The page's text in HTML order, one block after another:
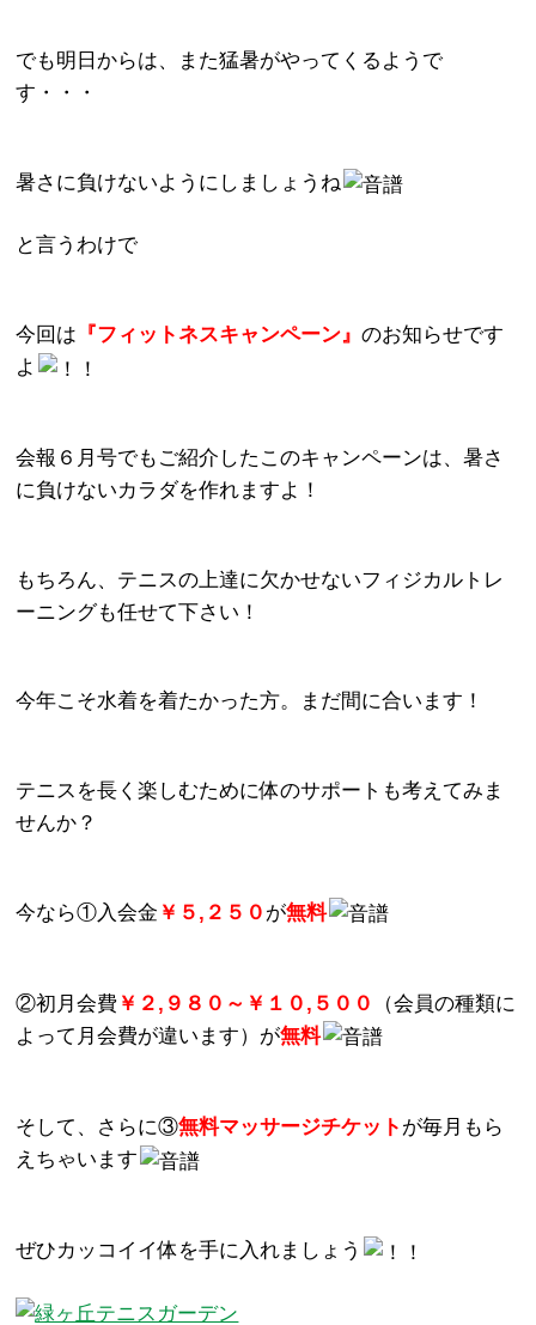
でも明日からは、また猛暑がやってくるようで
す・・・
暑さに負けないようにしましょうね
と言うわけで
今回は 『フィットネスキャンペーン』のお知らせです
よ
会報６月号でもご紹介したこのキャンペーンは、暑さ
に負けないカラダを作れますよ！
もちろん、テニスの上達に欠かせないフィジカルトレ
ーニングも任せて下さい！
今年こそ水着を着たかった方。まだ間に合います！
テニスを長く楽しむために体のサポートも考えてみま
せんか？
今なら①入会金 ￥５,２５０ が無料
②初月会費 ￥２,９８０～￥１０,５００
（会員の種類に
よって月会費が違います）が無料
そして、さらに③無料マッサージチケット が毎月もら
えちゃいます
ぜひカッコイイ体を手に入れましょう